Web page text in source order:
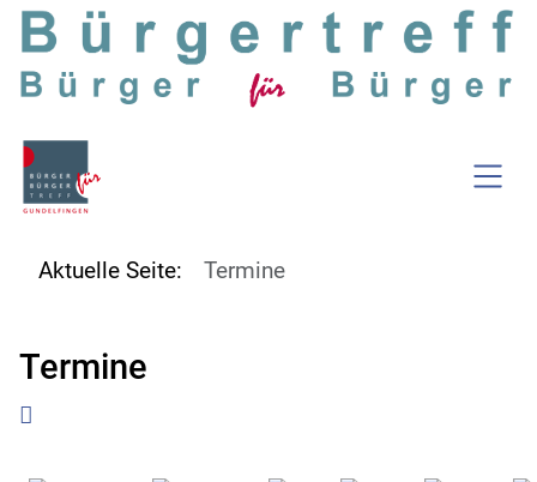
SKIP TO MAIN CONTENT
Aktuelle Seite: Termine
Termine